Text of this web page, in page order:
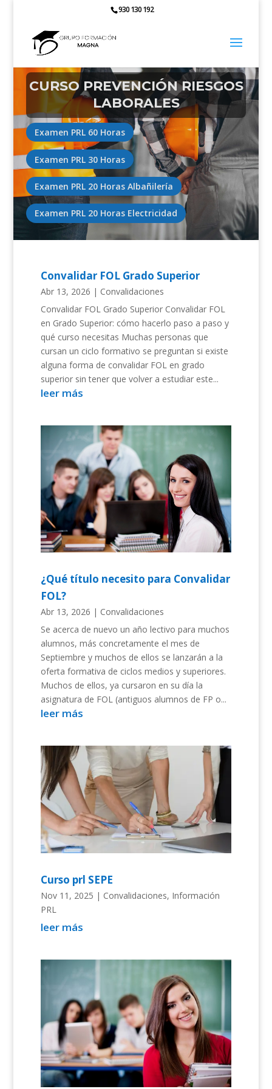
930 130 192
CURSO PREVENCIÓN RIESGOS
LABORALES
Examen PRL 60 Horas
Examen PRL 30 Horas
Examen PRL 20 Horas Albañilería
Examen PRL 20 Horas Electricidad
Convalidar FOL Grado Superior
Abr 13, 2026 | Convalidaciones
Convalidar FOL Grado Superior Convalidar FOL
en Grado Superior: cómo hacerlo paso a paso y
qué curso necesitas Muchas personas que
cursan un ciclo formativo se preguntan si existe
alguna forma de convalidar FOL en grado
superior sin tener que volver a estudiar este...
leer más
¿Qué título necesito para Convalidar
FOL?
Abr 13, 2026 | Convalidaciones
Se acerca de nuevo un año lectivo para muchos
alumnos, más concretamente el mes de
Septiembre y muchos de ellos se lanzarán a la
oferta formativa de ciclos medios y superiores.
Muchos de ellos, ya cursaron en su día la
asignatura de FOL (antiguos alumnos de FP o...
leer más
Curso prl SEPE
Nov 11, 2025 | Convalidaciones, Información
PRL
leer más